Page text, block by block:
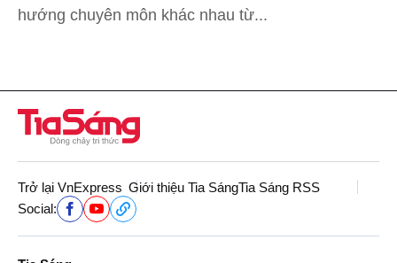
hướng chuyên môn khác nhau từ...
Trở lại VnExpress Giới thiệu Tia SángTia Sáng RSS
Social: